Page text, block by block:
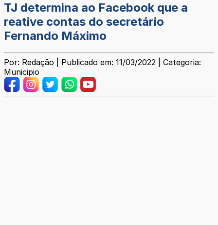
TJ determina ao Facebook que a
reative contas do secretário
Fernando Máximo
Por: Redação | Publicado em: 11/03/2022 | Categoria:
Municipio